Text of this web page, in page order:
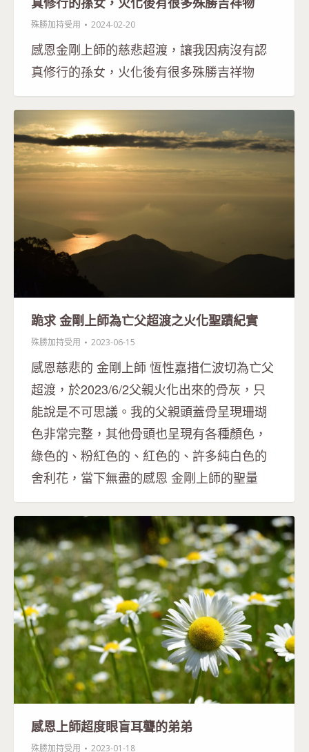
殊勝加持受用 2024-02-20
感恩金剛上師的慈悲超渡，讓我因病沒有認
真修行的孫女，火化後有很多殊勝吉祥物
跪求 金剛上師為亡父超渡之火化聖蹟紀實
殊勝加持受用 2023-06-15
感恩慈悲的 金剛上師 恆性嘉措仁波切為亡父
超渡，於2023/6/2父親火化出來的骨灰，只
能說是不可思議。我的父親頭蓋骨呈現珊瑚
色非常完整，其他骨頭也呈現有各種顏色，
綠色的、粉紅色的、紅色的、許多純白色的
舍利花，當下無盡的感恩 金剛上師的聖量
感恩上師超度眼盲耳聾的弟弟
殊勝加持受用 2023-01-18